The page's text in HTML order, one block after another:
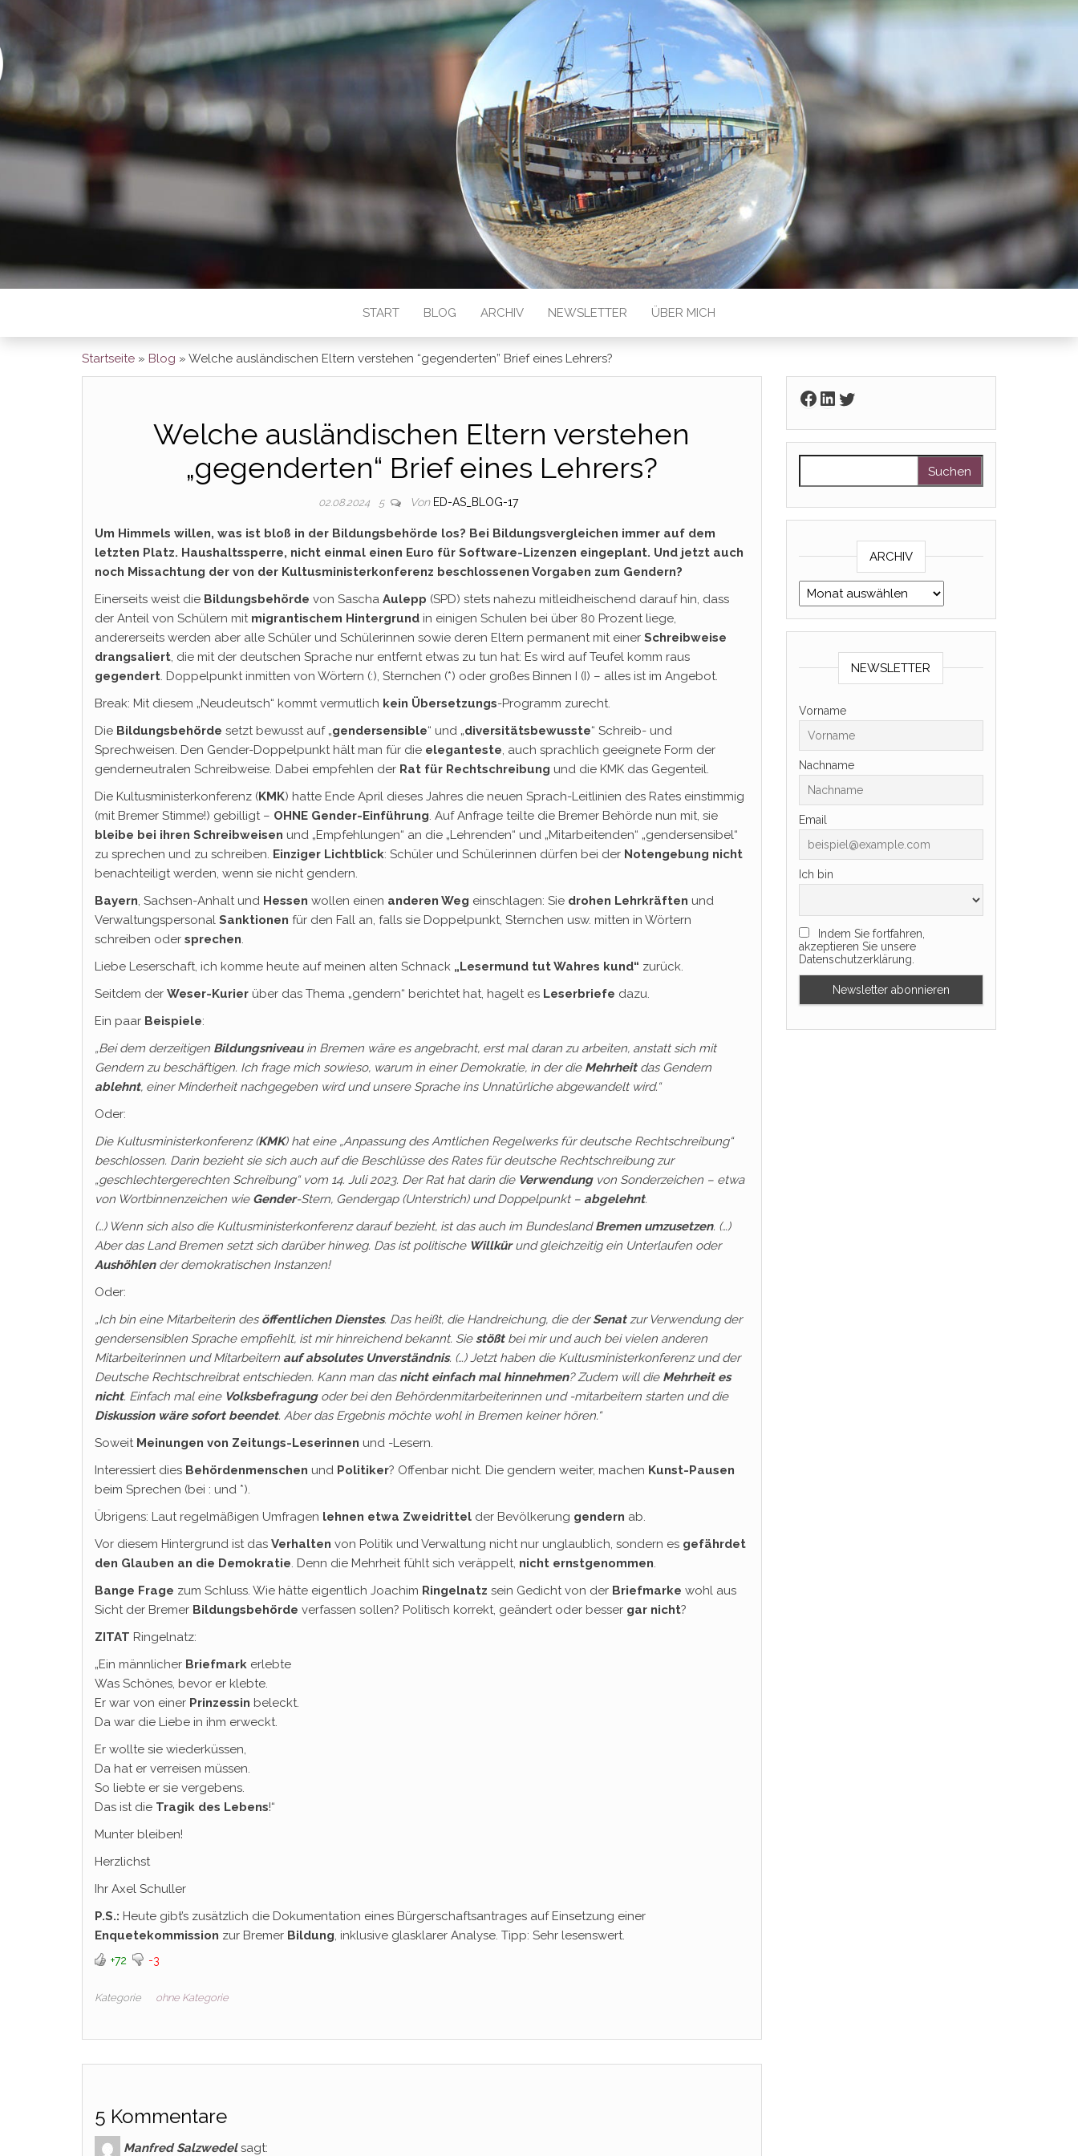
BREMEN SO GESEHEN
START BLOG ARCHIV NEWSLETTER ÜBER MICH
Startseite » Blog » Welche ausländischen Eltern verstehen “gegenderten” Brief eines Lehrers?
Welche ausländischen Eltern verstehen
„gegenderten“ Brief eines Lehrers?
02.08.2024 5 Von ED-AS_BLOG-17
Um Himmels willen, was ist bloß in der Bildungsbehörde los? Bei Bildungsvergleichen immer auf dem
letzten Platz. Haushaltssperre, nicht einmal einen Euro für Software-Lizenzen eingeplant. Und jetzt auch
noch Missachtung der von der Kultusministerkonferenz beschlossenen Vorgaben zum Gendern?
Einerseits weist die Bildungsbehörde von Sascha Aulepp (SPD) stets nahezu mitleidheischend darauf hin, dass
der Anteil von Schülern mit migrantischem Hintergrund in einigen Schulen bei über 80 Prozent liege,
andererseits werden aber alle Schüler und Schülerinnen sowie deren Eltern permanent mit einer Schreibweise
drangsaliert, die mit der deutschen Sprache nur entfernt etwas zu tun hat: Es wird auf Teufel komm raus
gegendert. Doppelpunkt inmitten von Wörtern (:), Sternchen (*) oder großes Binnen I (I) – alles ist im Angebot.
Break: Mit diesem „Neudeutsch“ kommt vermutlich kein Übersetzungs-Programm zurecht.
Die Bildungsbehörde setzt bewusst auf „gendersensible“ und „diversitätsbewusste“ Schreib- und
Sprechweisen. Den Gender-Doppelpunkt hält man für die eleganteste, auch sprachlich geeignete Form der
genderneutralen Schreibweise. Dabei empfehlen der Rat für Rechtschreibung und die KMK das Gegenteil.
Die Kultusministerkonferenz (KMK) hatte Ende April dieses Jahres die neuen Sprach-Leitlinien des Rates einstimmig
(mit Bremer Stimme!) gebilligt – OHNE Gender-Einführung. Auf Anfrage teilte die Bremer Behörde nun mit, sie
bleibe bei ihren Schreibweisen und „Empfehlungen“ an die „Lehrenden“ und „Mitarbeitenden“ „gendersensibel“
zu sprechen und zu schreiben. Einziger Lichtblick: Schüler und Schülerinnen dürfen bei der Notengebung nicht
benachteiligt werden, wenn sie nicht gendern.
Bayern, Sachsen-Anhalt und Hessen wollen einen anderen Weg einschlagen: Sie drohen Lehrkräften und
Verwaltungspersonal Sanktionen für den Fall an, falls sie Doppelpunkt, Sternchen usw. mitten in Wörtern
schreiben oder sprechen.
Liebe Leserschaft, ich komme heute auf meinen alten Schnack „Lesermund tut Wahres kund“ zurück.
Seitdem der Weser-Kurier über das Thema „gendern“ berichtet hat, hagelt es Leserbriefe dazu.
Ein paar Beispiele:
„Bei dem derzeitigen Bildungsniveauin Bremen wäre es angebracht, erst mal daran zu arbeiten, anstatt sich mit
Gendern zu beschäftigen. Ich frage mich sowieso, warum in einer Demokratie, in der die Mehrheitdas Gendern
ablehnt, einer Minderheit nachgegeben wird und unsere Sprache ins Unnatürliche abgewandelt wird.“
Oder:
Die Kultusministerkonferenz (KMK) hat eine „Anpassung des Amtlichen Regelwerks für deutsche Rechtschreibung“
beschlossen. Darin bezieht sie sich auch auf die Beschlüsse des Rates für deutsche Rechtschreibung zur
„geschlechtergerechten Schreibung“ vom 14. Juli 2023. Der Rat hat darin die Verwendungvon Sonderzeichen – etwa
von Wortbinnenzeichen wie Gender-Stern, Gendergap (Unterstrich) und Doppelpunkt – abgelehnt.
(…) Wenn sich also die Kultusministerkonferenz darauf bezieht, ist das auch im BundeslandBremen umzusetzen. (…)
Aber das Land Bremen setzt sich darüber hinweg. Das ist politische Willkürund gleichzeitig ein Unterlaufen oder
Aushöhlender demokratischen Instanzen!
Oder:
„Ich bin eine Mitarbeiterin des öffentlichen Dienstes. Das heißt, die Handreichung, die derSenatzur Verwendung der
gendersensiblen Sprache empfiehlt, ist mir hinreichend bekannt. Siestößtbei mir und auch bei vielen anderen
Mitarbeiterinnen und Mitarbeitern auf absolutes Unverständnis. (…) Jetzt haben die Kultusministerkonferenz und der
Deutsche Rechtschreibrat entschieden. Kann man das nicht einfach mal hinnehmen? Zudem will die Mehrheit es
nicht. Einfach mal eine Volksbefragungoder bei den Behördenmitarbeiterinnen und -mitarbeitern starten und die
Diskussion wäre sofort beendet. Aber das Ergebnis möchte wohl in Bremen keiner hören.“
Soweit Meinungen von Zeitungs-Leserinnen und -Lesern.
Interessiert dies Behördenmenschen und Politiker? Offenbar nicht. Die gendern weiter, machen Kunst-Pausen
beim Sprechen (bei : und *).
Übrigens: Laut regelmäßigen Umfragen lehnen etwa Zweidrittel der Bevölkerung gendern ab.
Vor diesem Hintergrund ist das Verhalten von Politik und Verwaltung nicht nur unglaublich, sondern es gefährdet
den Glauben an die Demokratie. Denn die Mehrheit fühlt sich veräppelt, nicht ernstgenommen.
Bange Frage zum Schluss. Wie hätte eigentlich Joachim Ringelnatz sein Gedicht von der Briefmarke wohl aus
Sicht der Bremer Bildungsbehörde verfassen sollen? Politisch korrekt, geändert oder besser gar nicht?
ZITAT Ringelnatz:
„Ein männlicher Briefmark erlebte
Was Schönes, bevor er klebte.
Er war von einer Prinzessin beleckt.
Da war die Liebe in ihm erweckt.
Er wollte sie wiederküssen,
Da hat er verreisen müssen.
So liebte er sie vergebens.
Das ist die Tragik des Lebens!“
Munter bleiben!
Herzlichst
Ihr Axel Schuller
P.S.: Heute gibt’s zusätzlich die Dokumentation eines Bürgerschaftsantrages auf Einsetzung einer
Enquetekommission zur Bremer Bildung, inklusive glasklarer Analyse. Tipp: Sehr lesenswert.
+72 -3
Kategorie ohne Kategorie
5 Kommentare
Manfred Salzwedel sagt:
Facebook
LinkedIn
Twitter
ARCHIV
Archiv
NEWSLETTER
Vorname
Nachname
Email
Ich bin
Indem Sie fortfahren,
akzeptieren Sie unsere
Datenschutzerklärung.